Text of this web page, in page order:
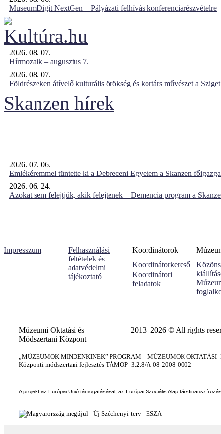
MuseumDigit NextGen – Pályázati felhívás konferenciarészvételre
2026. 08. 07.
Hírmozaik – augusztus 7.
2026. 08. 07.
Földrészeken átívelő kulturális örökség és kortárs művészet a
Skanzen hírek
2026. 07. 06.
Emlékéremmel tüntette ki a Debreceni Egyetem a Skanzen
2026. 06. 24.
Azokat sem felejtjük, akik felejtenek – Demencia program a
Impresszum
Felhasználási
feltételek és
adatvédelmi
tájékoztató
Koordinátorok
Koordinátorkereső
Koordinátori
feladatok
Múzeumi Oktatási és
Módszertani Központ
2013–2026 © All rights
„MÚZEUMOK MINDENKINEK” PROGRAM – MÚZEUMOK
Központi módszertani fejlesztés TÁMOP–3.2.8/A-08-2008-0002
A projekt az Európai Unió támogatásával, az Európai Szociális Alap